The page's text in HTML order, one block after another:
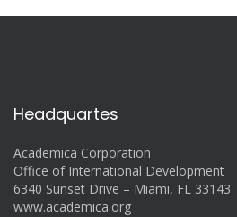
Headquartes
Academica Corporation
Office of International Development
6340 Sunset Drive – Miami, FL 33143
www.academica.org